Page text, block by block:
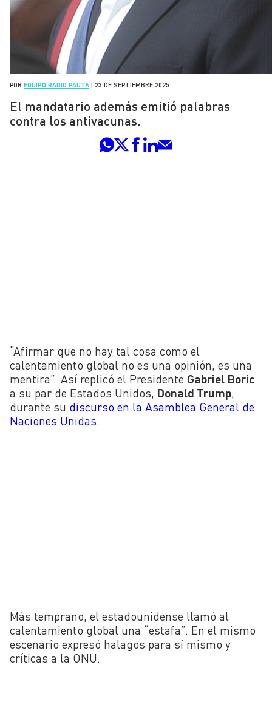
POR EQUIPO RADIO PAUTA 23 DE SEPTIEMBRE 2025
El mandatario además emitió palabras
contra los antivacunas.
“Afirmar que no hay tal cosa como el
calentamiento global no es una opinión, es una
mentira”. Así replicó el Presidente Gabriel Boric
a su par de Estados Unidos, Donald Trump
durante su discurso en la Asamblea General de
Naciones Unidas
Más temprano, el estadounidense llamó al
calentamiento global una “estafa”. En el mismo
escenario expresó halagos para sí mismo y
críticas a la ONU.